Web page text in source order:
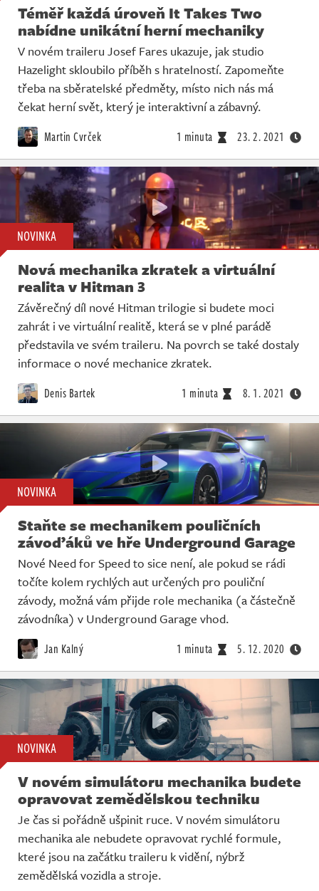
Téměř každá úroveň It Takes Two
nabídne unikátní herní mechaniky
V novém traileru Josef Fares ukazuje, jak studio
Hazelight skloubilo příběh s hratelností. Zapomeňte
třeba na sběratelské předměty, místo nich nás má
čekat herní svět, který je interaktivní a zábavný.
Martin Cvrček 1 minuta 23. 2. 2021
NOVINKA
Nová mechanika zkratek a virtuální
realita v Hitman 3
Závěrečný díl nové Hitman trilogie si budete moci
zahrát i ve virtuální realitě, která se v plné parádě
představila ve svém traileru. Na povrch se také dostaly
informace o nové mechanice zkratek.
Denis Bartek 1 minuta 8. 1. 2021
NOVINKA
Staňte se mechanikem pouličních
závoďáků ve hře Underground Garage
Nové Need for Speed to sice není, ale pokud se rádi
točíte kolem rychlých aut určených pro pouliční
závody, možná vám přijde role mechanika (a částečně
závodníka) v Underground Garage vhod.
Jan Kalný 1 minuta 5. 12. 2020
NOVINKA
V novém simulátoru mechanika budete
opravovat zemědělskou techniku
Je čas si pořádně ušpinit ruce. V novém simulátoru
mechanika ale nebudete opravovat rychlé formule,
které jsou na začátku traileru k vidění, nýbrž
zemědělská vozidla a stroje.